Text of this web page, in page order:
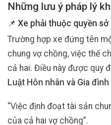
Những lưu ý pháp lý
📌 Xe phải thuộc quyền
Trường hợp xe đứng tên
chung vợ chồng, việc thế
cả hai. Điều này được quy
Luật Hôn nhân và Gia
“Việc định đoạt tài sản
của cả hai vợ chồng”.